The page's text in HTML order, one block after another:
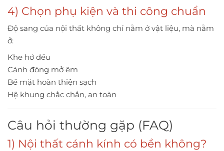
4) Chọn phụ kiện và thi công chuẩn
Độ sang của nội thất không chỉ nằm ở vật liệu, mà nằm
ở:
Khe hở đều
Cánh đóng mở êm
Bề mặt hoàn thiện sạch
Hệ khung chắc chắn, an toàn
Câu hỏi thường gặp (FAQ)
1) Nội thất cánh kính có bền không?